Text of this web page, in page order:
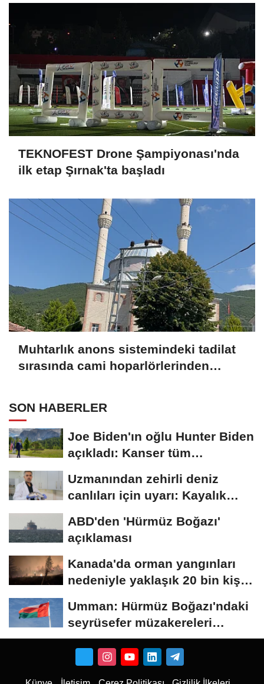
bir giriş yaptı
TEKNOFEST Drone Şampiyonası'nda
ilk etap Şırnak'ta başladı
Muhtarlık anons sistemindeki tadilat
sırasında cami hoparlörlerinden
SON HABERLER
Joe Biden'ın oğlu Hunter Biden
açıkladı: Kanser tüm
Uzmanından zehirli deniz
canlıları için uyarı: Kayalık
ABD'den 'Hürmüz Boğazı'
açıklaması
Kanada'da orman yangınları
nedeniyle yaklaşık 20 bin kişi
Umman: Hürmüz Boğazı'ndaki
seyrüsefer müzakereleri
olumlu ilerliyor